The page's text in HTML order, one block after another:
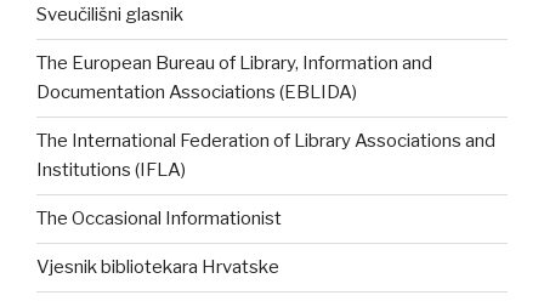
Sveučilišni glasnik
The European Bureau of Library, Information and
Documentation Associations (EBLIDA)
The International Federation of Library Associations and
Institutions (IFLA)
The Occasional Informationist
Vjesnik bibliotekara Hrvatske